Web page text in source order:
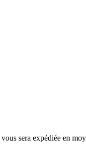
vous sera expédiée en